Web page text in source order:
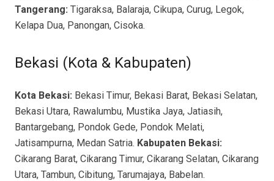
Tangerang: Tigaraksa, Balaraja, Cikupa, Curug, Legok,
Kelapa Dua, Panongan, Cisoka.
Bekasi (Kota & Kabupaten)
Kota Bekasi: Bekasi Timur, Bekasi Barat, Bekasi Selatan,
Bekasi Utara, Rawalumbu, Mustika Jaya, Jatiasih,
Bantargebang, Pondok Gede, Pondok Melati,
Jatisampurna, Medan Satria. Kabupaten Bekasi:
Cikarang Barat, Cikarang Timur, Cikarang Selatan, Cikarang
Utara, Tambun, Cibitung, Tarumajaya, Babelan.